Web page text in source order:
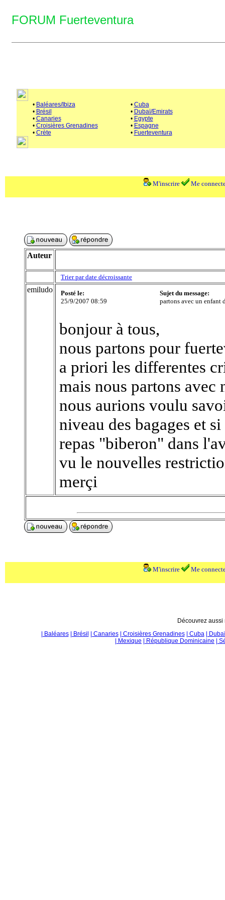
FORUM Fuerteventura
• Baléares/Ibiza
• Brésil
• Canaries
• Croisières Grenadines
• Crète
• Cuba
• Dubaï/Emirats
• Egypte
• Espagne
• Fuerteventura
M'inscrire Me
Auteur
Trier par date décroissante
emiludo
Posté le:
25/9/2007 08:59
Sujet du message:
partons avec un enfant
bonjour à tous,
nous partons pour
a priori les differentes
mais nous partons avec
nous aurions voulu
niveau des bagages et
repas "biberon" dans
vu le nouvelles
merçi
M'inscrire Me
Découvrez
| Baléares
| Brésil | Canaries | Croisières Grenadines | Cuba
| Dubaï
| Mexique
| République Dominicaine |